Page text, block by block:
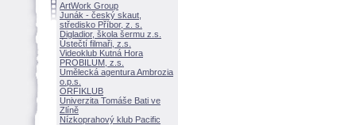
ArtWork Group
Junák - český skaut,
středisko Příbor, z. s.
Digladior, škola šermu z.s.
Ústečtí filmaři, z.s.
Videoklub Kutná Hora
PROBILUM, z.s.
Umělecká agentura Ambrozia
o.p.s.
ORFIKLUB
Univerzita Tomáše Bati ve
Zlíně
Nízkoprahový klub Pacific